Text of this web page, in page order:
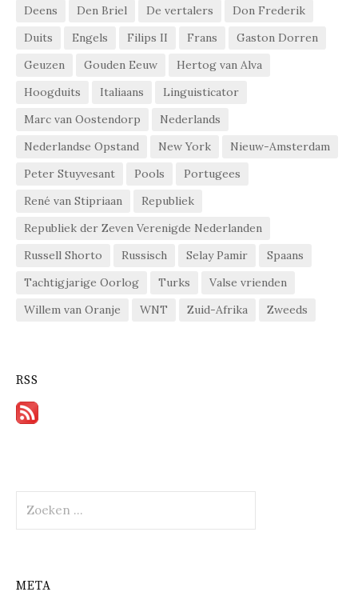
Deens Den Briel De vertalers
Don Frederik
Duits
Engels Filips II Frans
Gaston Dorren
Geuzen
Gouden Eeuw
Hertog van Alva
Hoogduits
Italiaans
Linguisticator
Marc van Oostendorp
Nederlands
Nederlandse Opstand
New York
Nieuw-Amsterdam
Peter Stuyvesant
Pools
Portugees
René van Stipriaan
Republiek
Republiek der Zeven Verenigde Nederlanden
Russell Shorto
Russisch Selay Pamir
Spaans
Tachtigjarige Oorlog
Turks
Valse vrienden
Willem van Oranje
WNT Zuid-Afrika Zweeds
RSS
naar:
META